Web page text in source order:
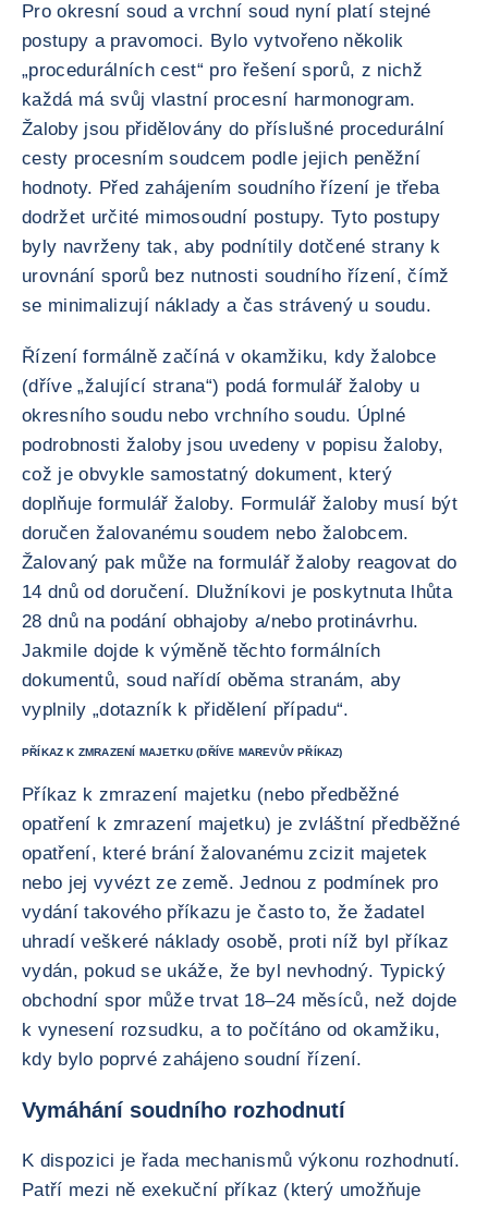
Pro okresní soud a vrchní soud nyní platí stejné
postupy a pravomoci. Bylo vytvořeno několik
„procedurálních cest“ pro řešení sporů, z nichž
každá má svůj vlastní procesní harmonogram.
Žaloby jsou přidělovány do příslušné procedurální
cesty procesním soudcem podle jejich peněžní
hodnoty. Před zahájením soudního řízení je třeba
dodržet určité mimosoudní postupy. Tyto postupy
byly navrženy tak, aby podnítily dotčené strany k
urovnání sporů bez nutnosti soudního řízení, čímž
se minimalizují náklady a čas strávený u soudu.
Řízení formálně začíná v okamžiku, kdy žalobce
(dříve „žalující strana“) podá formulář žaloby u
okresního soudu nebo vrchního soudu. Úplné
podrobnosti žaloby jsou uvedeny v popisu žaloby,
což je obvykle samostatný dokument, který
doplňuje formulář žaloby. Formulář žaloby musí být
doručen žalovanému soudem nebo žalobcem.
Žalovaný pak může na formulář žaloby reagovat do
14 dnů od doručení. Dlužníkovi je poskytnuta lhůta
28 dnů na podání obhajoby a/nebo protinávrhu.
Jakmile dojde k výměně těchto formálních
dokumentů, soud nařídí oběma stranám, aby
vyplnily „dotazník k přidělení případu“.
PŘÍKAZ K ZMRAZENÍ MAJETKU (DŘÍVE MAREVŮV PŘÍKAZ)
Příkaz k zmrazení majetku (nebo předběžné
opatření k zmrazení majetku) je zvláštní předběžné
opatření, které brání žalovanému zcizit majetek
nebo jej vyvézt ze země. Jednou z podmínek pro
vydání takového příkazu je často to, že žadatel
uhradí veškeré náklady osobě, proti níž byl příkaz
vydán, pokud se ukáže, že byl nevhodný. Typický
obchodní spor může trvat 18–24 měsíců, než dojde
k vynesení rozsudku, a to počítáno od okamžiku,
kdy bylo poprvé zahájeno soudní řízení.
Vymáhání soudního rozhodnutí
K dispozici je řada mechanismů výkonu rozhodnutí.
Patří mezi ně exekuční příkaz (který umožňuje